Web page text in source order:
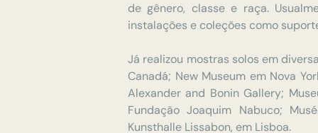
de gênero, classe e raça.
instalações e coleções como
Já realizou mostras solos em
Canadá; New Museum em Nova
Alexander and Bonin Gallery;
Fundação Joaquim Nabuco;
Kunsthalle Lissabon, em Lisboa.